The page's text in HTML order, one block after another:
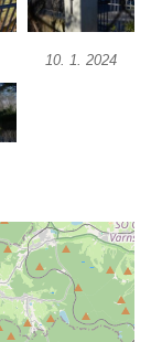
10. 1. 2024